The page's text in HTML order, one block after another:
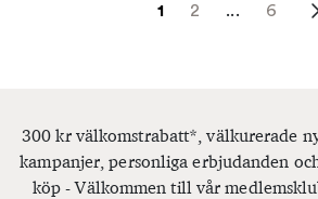
1 2 ... 6
300 kr välkomstrabatt*, välkurerade
kampanjer, personliga erbjudanden
köp - Välkommen till vår